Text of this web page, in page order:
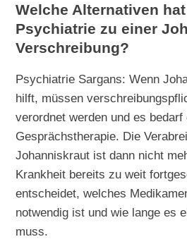
Welche Alternativen
Psychiatrie zu einer
Verschreibung?
Psychiatrie Sargans: Wenn
hilft, müssen
verordnet werden und es bedarf
Gesprächstherapie. Die
Johanniskraut ist dann nicht
Krankheit bereits zu weit
entscheidet, welches
notwendig ist und wie lange es
muss.